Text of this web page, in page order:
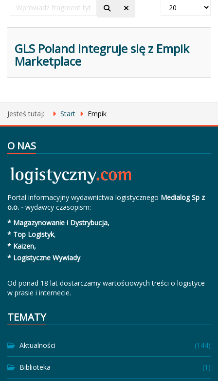
Wprowadź
fragment
Pokaż
GLS Poland integruje się z Empik
Marketplace
Jesteś tutaj: Start Empik
O NAS
Portal informacyjny wydawnictwa logistycznego Medialog Sp z
o.o. - wydawcy czasopism:
* Magazynowanie i Dystrybucja,
* Top Logistyk,
* Kaizen,
* Logistyczne Wywiady.
Od ponad 18 lat dostarczamy wartościowych treści o logistyce
w prasie i internecie.
TEMATY
Aktualności (144)
Biblioteka (1)